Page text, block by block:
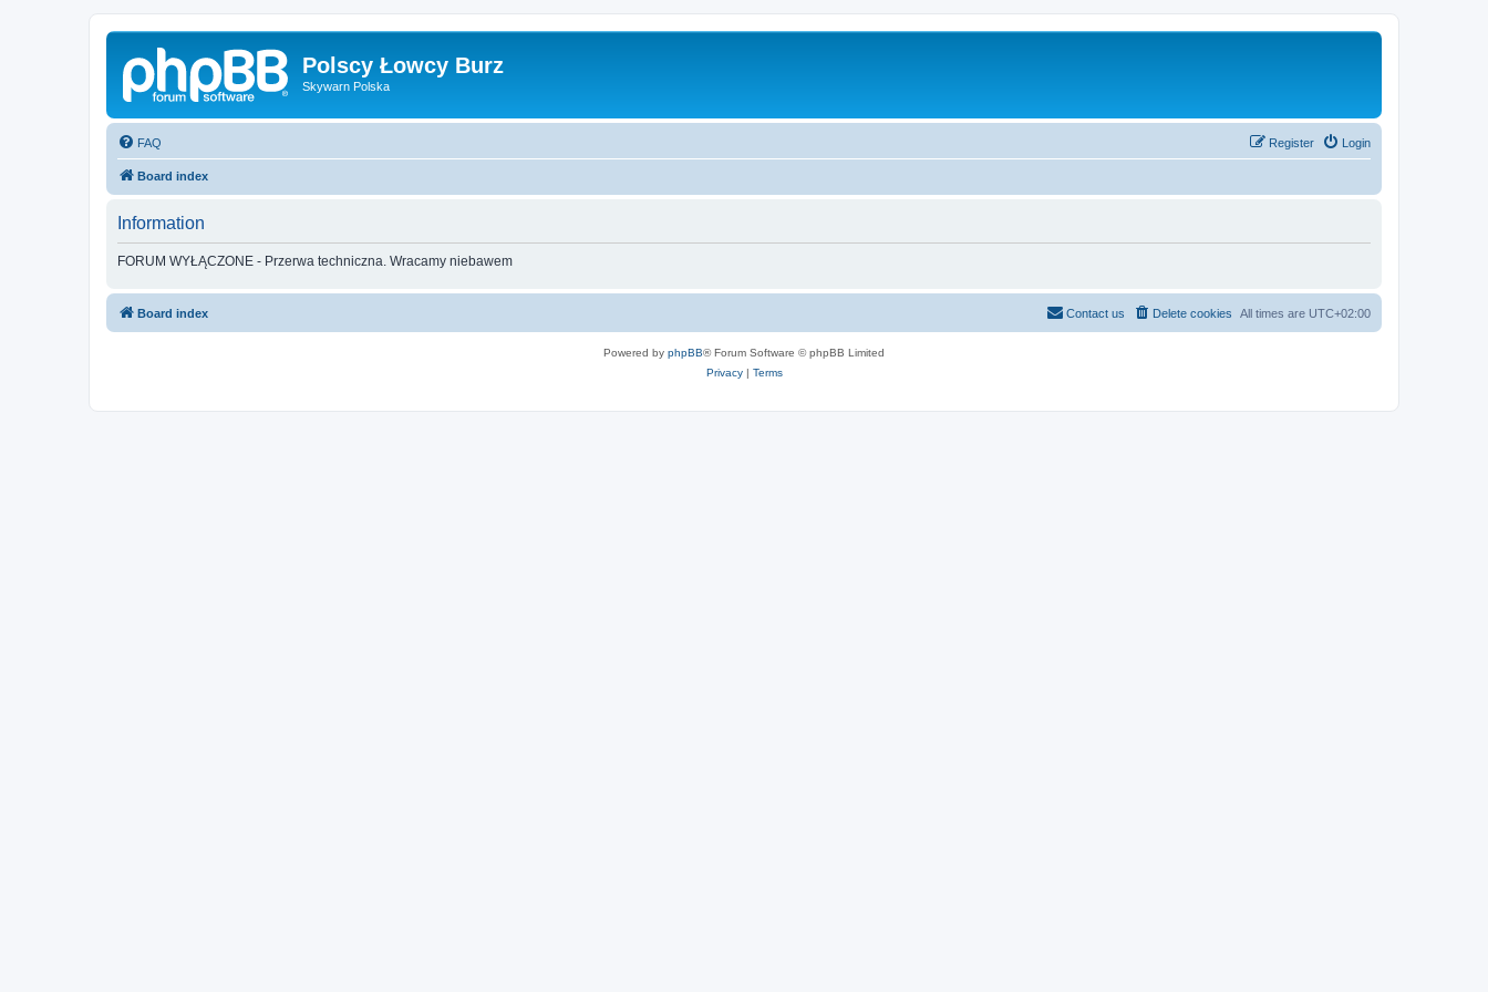
Polscy Łowcy Burz
Skywarn Polska
FAQ Login
Register
Board index
Information
FORUM WYŁĄCZONE - Przerwa techniczna. Wracamy niebawem
Board index All times are UTC+02:00
Delete cookies
Contact us
Powered by phpBB® Forum Software © phpBB Limited
Privacy| Terms